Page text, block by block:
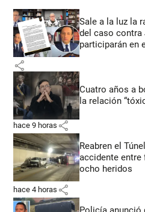
Sale a la luz la
del caso contra
participarán en
share
Cuatro años a
la relación
hace 9 horas share
Reabren el
accidente entre
ocho heridos
hace 4 horas share